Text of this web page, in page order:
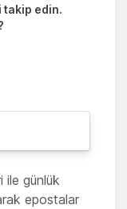
takip edin.
ile günlük
epostalar